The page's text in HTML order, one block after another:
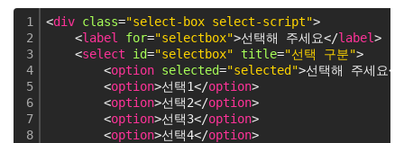
1
2
3
4
5
6
7
8
<div class="select-box select-script">
<label for="selectbox">선택해 주세요</label>
<select id="selectbox" title="선택 구분">
<option selected="selected">선택해 주세요</
<option>선택1</option>
<option>선택2</option>
<option>선택3</option>
<option>선택4</option>